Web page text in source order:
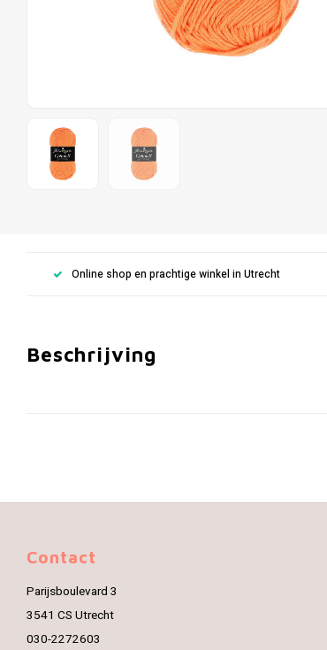
Online shop en prachtige winkel in Utrecht
Beschrijving
Contact
Parijsboulevard 3
3541 CS Utrecht
030-2272603